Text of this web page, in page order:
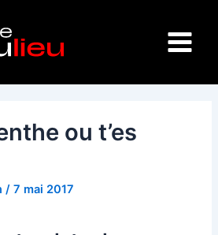
Menu
ou t’es
/7 mai 2017